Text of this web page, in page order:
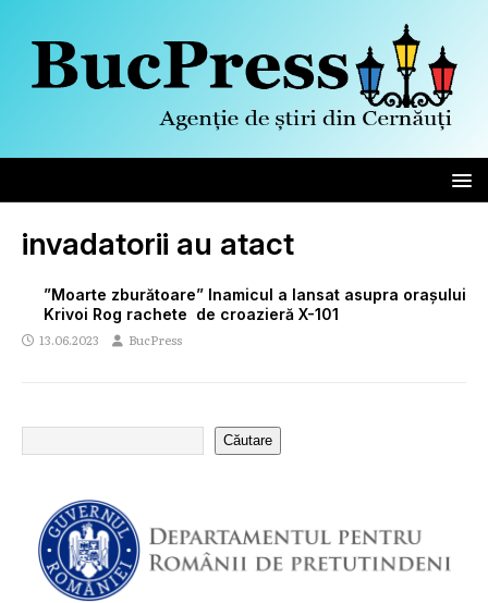
invadatorii au atact
”Moarte zburătoare” Inamicul a lansat asupra orașului
Krivoi Rog rachete de croazieră X-101
13.06.2023 BucPress
Căutare